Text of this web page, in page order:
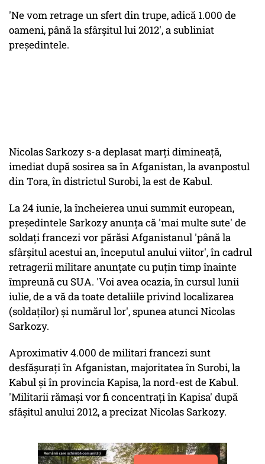
'Ne vom retrage un sfert din trupe, adică 1.000 de
oameni, până la sfârşitul lui 2012', a subliniat
preşedintele.
Nicolas Sarkozy s-a deplasat marţi dimineaţă,
imediat după sosirea sa în Afganistan, la avanpostul
din Tora, în districtul Surobi, la est de Kabul.
La 24 iunie, la încheierea unui summit european,
preşedintele Sarkozy anunţa că 'mai multe sute' de
soldaţi francezi vor părăsi Afganistanul 'până la
sfârşitul acestui an, începutul anului viitor', în cadrul
retragerii militare anunţate cu puţin timp înainte
împreună cu SUA. 'Voi avea ocazia, în cursul lunii
iulie, de a vă da toate detaliile privind localizarea
(soldaţilor) şi numărul lor', spunea atunci Nicolas
Sarkozy.
Aproximativ 4.000 de militari francezi sunt
desfăşuraţi în Afganistan, majoritatea în Surobi, la
Kabul şi în provincia Kapisa, la nord-est de Kabul.
'Militarii rămaşi vor fi concentraţi în Kapisa' după
sfâşitul anului 2012, a precizat Nicolas Sarkozy.